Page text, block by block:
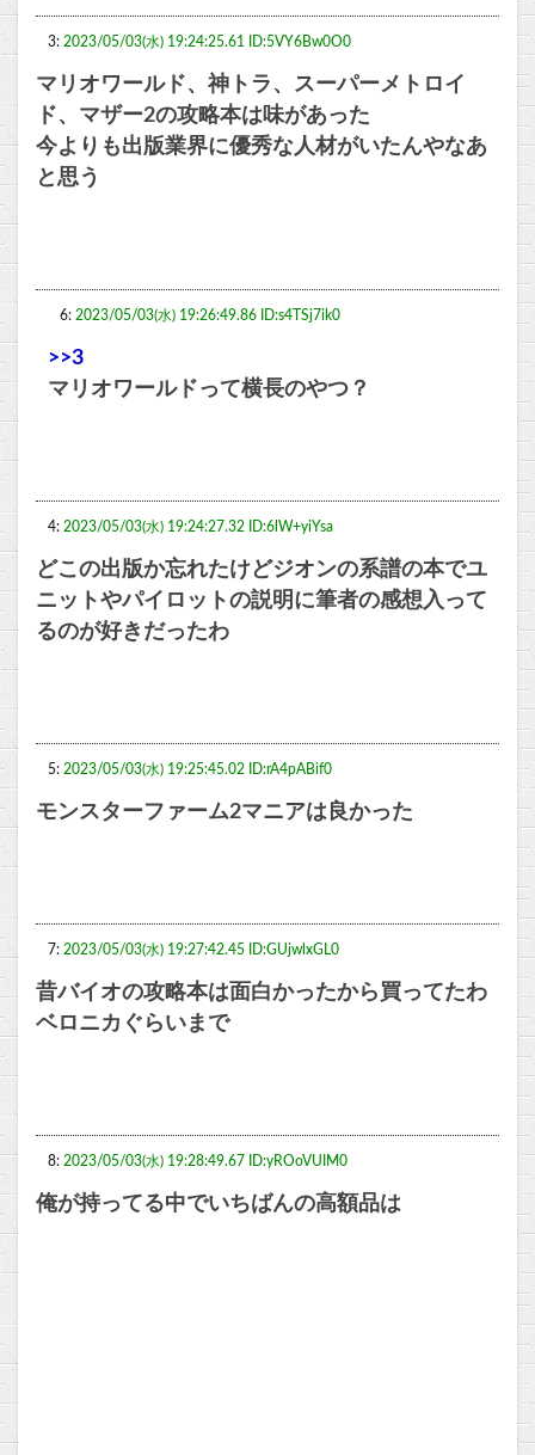
3: 2023/05/03(水) 19:24:25.61 ID:5VY6Bw0O0
マリオワールド、神トラ、スーパーメトロイ
ド、マザー2の攻略本は味があった
今よりも出版業界に優秀な人材がいたんやなあ
と思う
6: 2023/05/03(水) 19:26:49.86 ID:s4TSj7ik0
>>3
マリオワールドって横長のやつ？
4: 2023/05/03(水) 19:24:27.32 ID:6lW+yiYsa
どこの出版か忘れたけどジオンの系譜の本でユ
ニットやパイロットの説明に筆者の感想入って
るのが好きだったわ
5: 2023/05/03(水) 19:25:45.02 ID:rA4pABif0
モンスターファーム2マニアは良かった
7: 2023/05/03(水) 19:27:42.45 ID:GUjwlxGL0
昔バイオの攻略本は面白かったから買ってたわ
ベロニカぐらいまで
8: 2023/05/03(水) 19:28:49.67 ID:yROoVUIM0
俺が持ってる中でいちばんの高額品は